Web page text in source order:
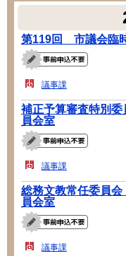
第119回 市議会
議事課
補正予算審査特別
員会室
議事課
総務文教常任委員
員会室
議事課